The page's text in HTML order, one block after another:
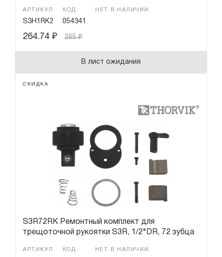
АРТИКУЛ
S3H1RK2
КОД
054341
НЕТ В НАЛИЧИИ
264.74 ₽ 265₽
В лист ожидания
СКИДКА
S3R72RK Ремонтный комплект для
трещоточной рукоятки S3R, 1/2"DR, 72 зубца
АРТИКУЛ КОД НЕТ В НАЛИЧИИ